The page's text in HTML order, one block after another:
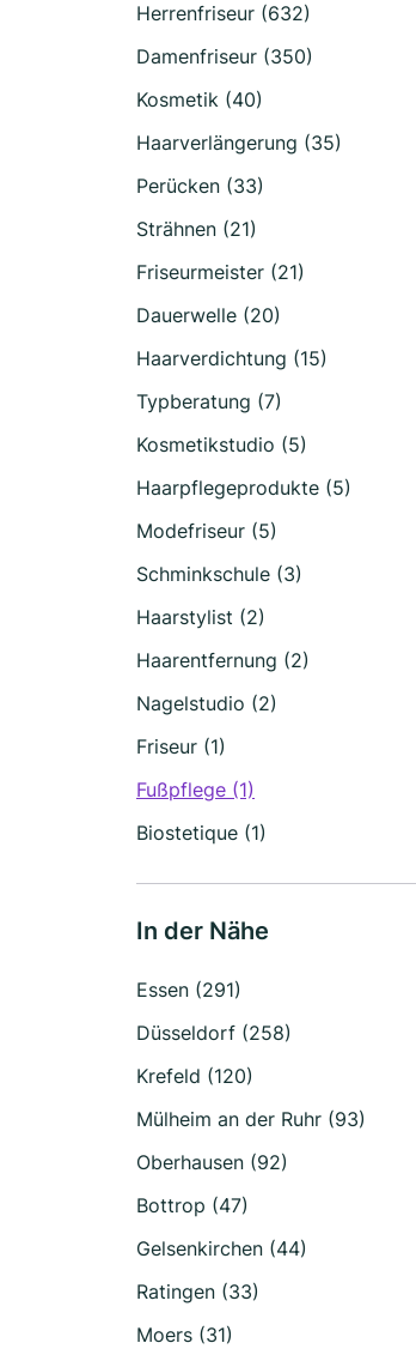
Herrenfriseur (632)
Damenfriseur (350)
Kosmetik (40)
Haarverlängerung (35)
Perücken (33)
Strähnen (21)
Friseurmeister (21)
Dauerwelle (20)
Haarverdichtung (15)
Typberatung (7)
Kosmetikstudio (5)
Haarpflegeprodukte (5)
Modefriseur (5)
Schminkschule (3)
Haarstylist (2)
Haarentfernung (2)
Nagelstudio (2)
Friseur (1)
Fußpflege (1)
Biostetique (1)
In der Nähe
Essen (291)
Düsseldorf (258)
Krefeld (120)
Mülheim an der Ruhr (93)
Oberhausen (92)
Bottrop (47)
Gelsenkirchen (44)
Ratingen (33)
Moers (31)